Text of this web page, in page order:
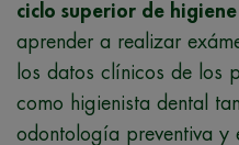
ciclo superior de
aprender a realizar
los datos clínicos de los
como higienista dental
odontología preventiva y